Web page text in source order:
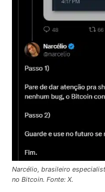
Narcélio, brasileiro
no Bitcoin. Fonte: X.